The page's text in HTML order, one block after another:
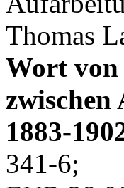
Thomas
Wort von
1883-
341-6;